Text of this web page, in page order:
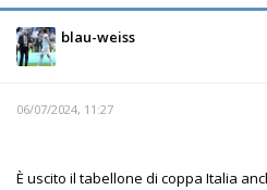
blau-weiss
06/07/2024, 11:27
È uscito il tabellone di coppa Italia